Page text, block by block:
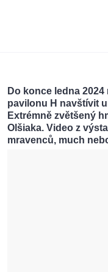
Do konce ledna
pavilonu H navštívit
Extrémně zvětšený
Olšiaka. Video z
mravenců, much